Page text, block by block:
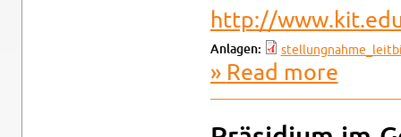
http://​
An­la­gen:
Read more